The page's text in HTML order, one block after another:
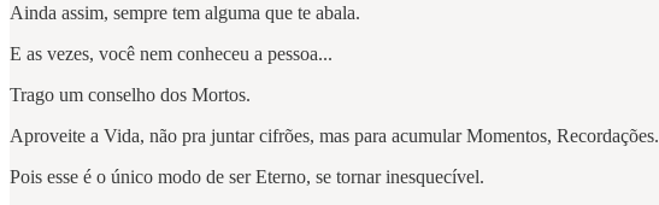
Ainda assim, sempre tem alguma que te abala.
E as vezes, você nem conheceu a pessoa...
Trago um conselho dos Mortos.
Aproveite a Vida, não pra juntar cifrões, mas para acumular Momentos, Recordações.
Pois esse é o único modo de ser Eterno, se tornar inesquecível.